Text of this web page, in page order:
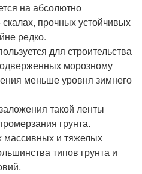
на абсолютно
прочных устойчивых
редко.
для строительства
морозному
меньше уровня зимнего
такой ленты
грунта.
массивных и тяжелых
типов грунта и